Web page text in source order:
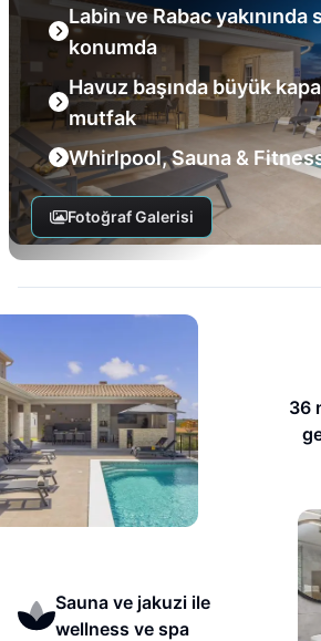
Labin ve Rabac yakınında
konumda
Havuz başında büyük
mutfak
Whirlpool, Sauna &
Fotoğraf Galerisi
36
Sauna ve jakuzi ile
wellness ve spa